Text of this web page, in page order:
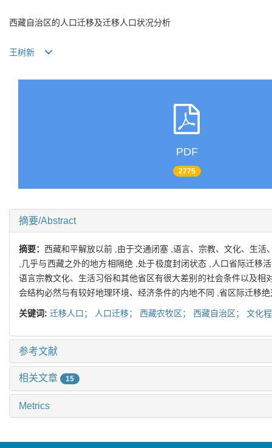
西藏自治区的人口迁移及迁移人口状况分析
王树新
PDF
2775
摘要/Abstract
摘要： 西藏和平解放以前 ,由于交通闭塞 ,语言、宗教、文化、生
,几乎与西藏之外的地方相隔绝 ,处于极度封闭状态 ,人口省际迁
语言宗教文化、生活习俗和其他省区有很大差别的社会条件以及
会结构必然与有较好地理环境、经济条件的内地不同 ,省区际迁移
关键词: 迁移人口； 人口迁移； 西藏农牧区； 西藏自治区； 文化
参考文献
相关文章 15
Metrics